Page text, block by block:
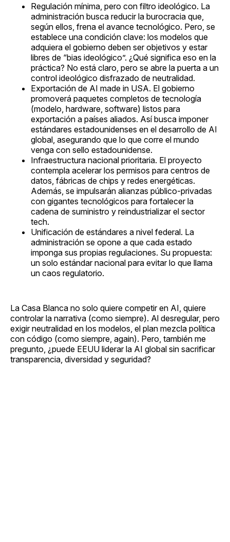
Regulación mínima, pero con filtro ideológico. La
administración busca reducir la burocracia que,
según ellos, frena el avance tecnológico. Pero, se
establece una condición clave: los modelos que
adquiera el gobierno deben ser objetivos y estar
libres de “bias ideológico”. ¿Qué significa eso en la
práctica? No está claro, pero se abre la puerta a un
control ideológico disfrazado de neutralidad.
Exportación de AI made in USA. El gobierno
promoverá paquetes completos de tecnología
(modelo, hardware, software) listos para
exportación a países aliados. Así busca imponer
estándares estadounidenses en el desarrollo de AI
global, asegurando que lo que corre el mundo
venga con sello estadounidense.
Infraestructura nacional prioritaria. El proyecto
contempla acelerar los permisos para centros de
datos, fábricas de chips y redes energéticas.
Además, se impulsarán alianzas público-privadas
con gigantes tecnológicos para fortalecer la
cadena de suministro y reindustrializar el sector
tech.
Unificación de estándares a nivel federal. La
administración se opone a que cada estado
imponga sus propias regulaciones. Su propuesta:
un solo estándar nacional para evitar lo que llama
un caos regulatorio.
La Casa Blanca no solo quiere competir en AI, quiere
controlar la narrativa (como siempre). Al desregular, pero
exigir neutralidad en los modelos, el plan mezcla política
con código (como siempre, again). Pero, también me
pregunto, ¿puede EEUU liderar la AI global sin sacrificar
transparencia, diversidad y seguridad?